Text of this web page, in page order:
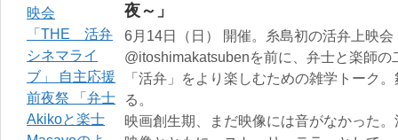
夜～」
6月14日（日） 開催。糸島初の活弁上映
@itoshimakatsubenを前に、弁士と楽師
「活弁」をより楽しむための雑学トーク
る。
映画創生期、まだ映像には音がなかった